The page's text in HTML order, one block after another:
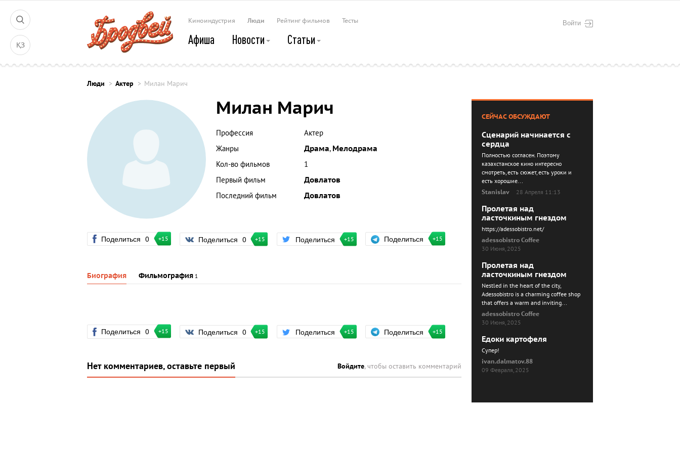
ҚЗ
Войти
Киноиндустрия Люди Рейтинг фильмов Тесты
Афиша Новости Статьи
Люди Актер Милан Марич
Милан Марич
Профессия
Актер
Жанры
Драма, Мелодрама
Кол-во фильмов
1
Первый фильм
Довлатов
Последний фильм
Довлатов
Поделиться 0 +15 Поделиться 0 +15 Поделиться +15 Поделиться +15
Биография Фильмография 1
Поделиться 0 +15 Поделиться 0 +15 Поделиться +15 Поделиться +15
Нет комментариев, оставьте первый Войдите, чтобы оставить комментарий
СЕЙЧАС ОБСУЖДАЮТ
Сценарий начинается с
сердца
Полностью согласен. Поэтому
казахстанское кино интересно
смотреть, есть сюжет, есть уроки и
есть хорошие...
Stanislav
28 Апреля 11:13
Пролетая над
ласточкиным гнездом
https://adessobistro.net/
adessobistro Coffee
30 Июня, 2025
Пролетая над
ласточкиным гнездом
Nestled in the heart of the city,
Adessobistro is a charming coffee shop
that offers a warm and inviting...
adessobistro Coffee
30 Июня, 2025
Едоки картофеля
Cупер!
ivan.dalmatov.88
09 Февраля, 2025